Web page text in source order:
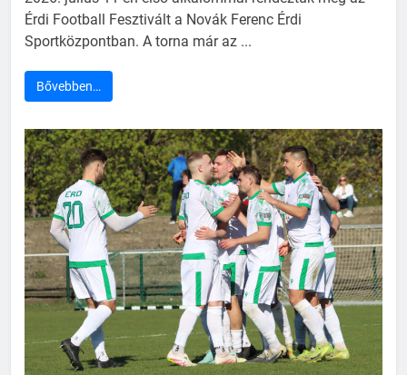
Érdi Football Fesztivált a Novák Ferenc Érdi
Sportközpontban. A torna már az ...
Bővebben…